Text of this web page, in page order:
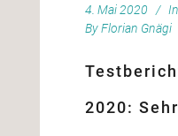
4. Mai 2020 In
By Florian Gnägi
2020: